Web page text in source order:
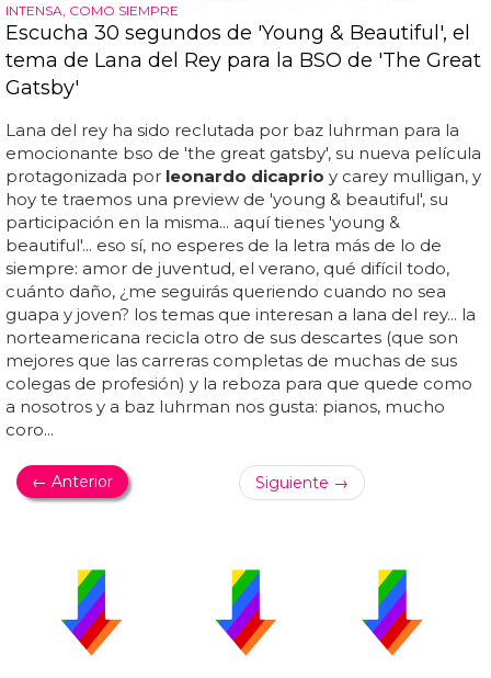
INTENSA, COMO SIEMPRE
Escucha 30 segundos de 'Young & Beautiful', el
tema de Lana del Rey para la BSO de 'The Great
Gatsby'
Lana del rey ha sido reclutada por baz luhrman para la
emocionante bso de 'the great gatsby', su nueva película
protagonizada por leonardo dicaprio y carey mulligan, y
hoy te traemos una preview de 'young & beautiful', su
participación en la misma... aquí tienes 'young &
beautiful'... eso sí, no esperes de la letra más de lo de
siempre: amor de juventud, el verano, qué difícil todo,
cuánto daño, ¿me seguirás queriendo cuando no sea
guapa y joven? los temas que interesan a lana del rey... la
norteamericana recicla otro de sus descartes (que son
mejores que las carreras completas de muchas de sus
colegas de profesión) y la reboza para que quede como
a nosotros y a baz luhrman nos gusta: pianos, mucho
coro...
← Anterior Siguiente →